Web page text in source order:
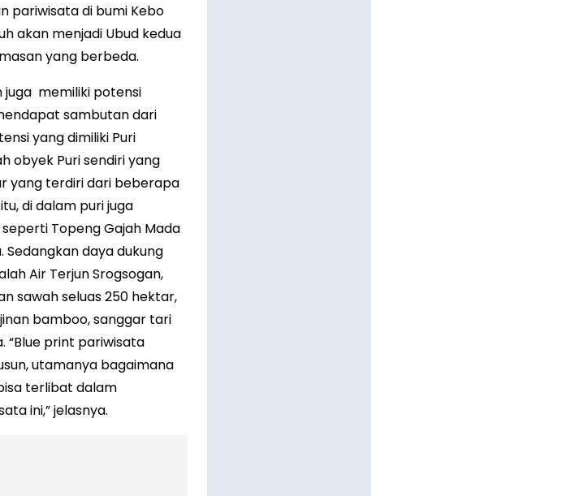
pariwisata di bumi Kebo
akan menjadi Ubud kedua
yang berbeda.
juga memiliki potensi
sambutan dari
yang dimiliki Puri
obyek Puri sendiri yang
yang terdiri dari beberapa
di dalam puri juga
Topeng Gajah Mada
Sedangkan daya dukung
Air Terjun Srogsogan,
sawah seluas 250 hektar,
bamboo, sanggar tari
“Blue print pariwisata
utamanya bagaimana
terlibat dalam
ini,” jelasnya.